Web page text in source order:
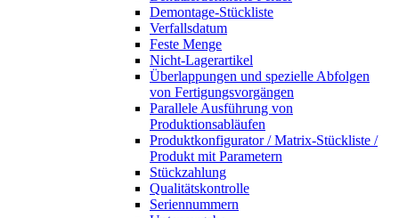
Demontage-Stückliste
Verfallsdatum
Feste Menge
Nicht-Lagerartikel
Überlappungen und spezielle Abfolgen
von Fertigungsvorgängen
Parallele Ausführung von
Produktionsabläufen
Produktkonfigurator / Matrix-Stückliste /
Produkt mit Parametern
Stückzahlung
Qualitätskontrolle
Seriennummern